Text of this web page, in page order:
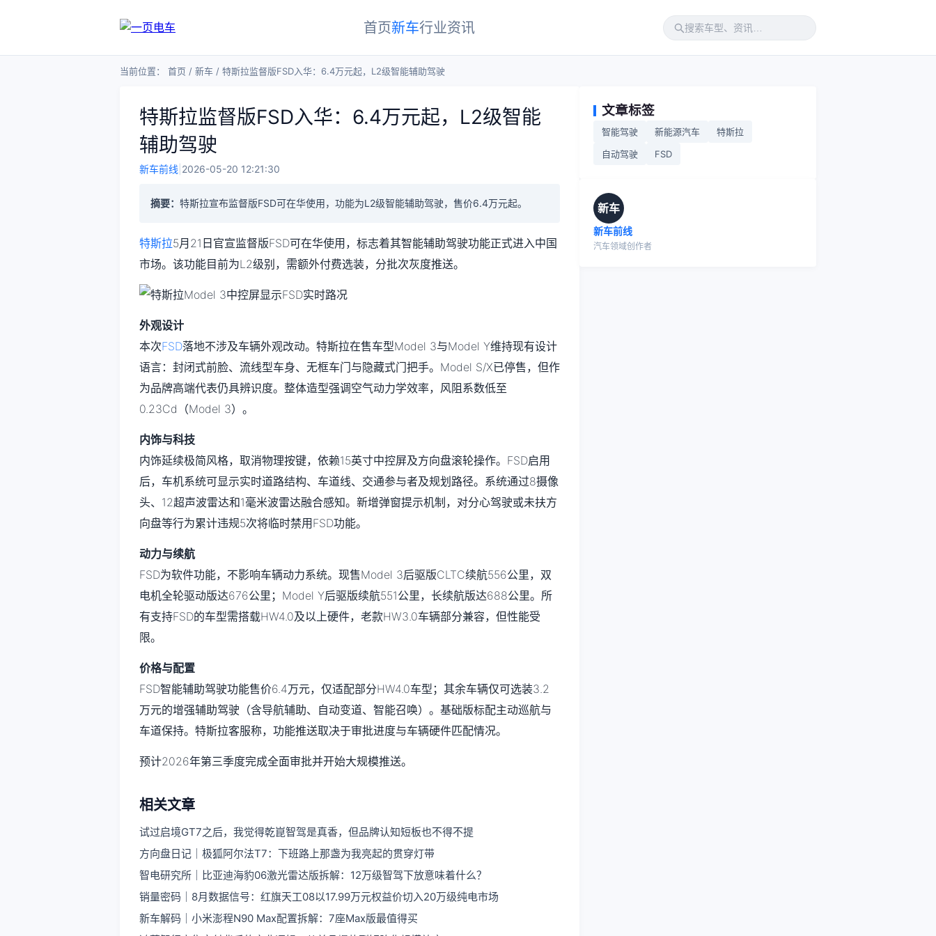
首页新车行业资讯
当前位置： 首页 / 新车 / 特斯拉监督版FSD入华：6.4万元起，L2级智能辅助驾驶
特斯拉监督版FSD入华：6.4万元起，L2级智能
辅助驾驶
新车前线 2026-05-20 12:21:30
摘要： 特斯拉宣布监督版FSD可在华使用，功能为L2级智能辅助驾驶，售价6.4万元起。
特斯拉5月21日官宣监督版FSD可在华使用，标志着其智能辅助驾驶功能正式进入中国
市场。该功能目前为L2级别，需额外付费选装，分批次灰度推送。
外观设计
本次FSD落地不涉及车辆外观改动。特斯拉在售车型Model 3与Model Y维持现有设计
语言：封闭式前脸、流线型车身、无框车门与隐藏式门把手。Model S/X已停售，但作
为品牌高端代表仍具辨识度。整体造型强调空气动力学效率，风阻系数低至
0.23Cd（Model 3）。
内饰与科技
内饰延续极简风格，取消物理按键，依赖15英寸中控屏及方向盘滚轮操作。FSD启用
后，车机系统可显示实时道路结构、车道线、交通参与者及规划路径。系统通过8摄像
头、12超声波雷达和1毫米波雷达融合感知。新增弹窗提示机制，对分心驾驶或未扶方
向盘等行为累计违规5次将临时禁用FSD功能。
动力与续航
FSD为软件功能，不影响车辆动力系统。现售Model 3后驱版CLTC续航556公里，双
电机全轮驱动版达676公里；Model Y后驱版续航551公里，长续航版达688公里。所
有支持FSD的车型需搭载HW4.0及以上硬件，老款HW3.0车辆部分兼容，但性能受
限。
价格与配置
FSD智能辅助驾驶功能售价6.4万元，仅适配部分HW4.0车型；其余车辆仅可选装3.2
万元的增强辅助驾驶（含导航辅助、自动变道、智能召唤）。基础版标配主动巡航与
车道保持。特斯拉客服称，功能推送取决于审批进度与车辆硬件匹配情况。
预计2026年第三季度完成全面审批并开始大规模推送。
相关文章
试过启境GT7之后，我觉得乾崑智驾是真香，但品牌认知短板也不得不提
方向盘日记｜极狐阿尔法T7：下班路上那盏为我亮起的贯穿灯带
智电研究所｜比亚迪海豹06激光雷达版拆解：12万级智驾下放意味着什么？
销量密码｜8月数据信号：红旗天工08以17.99万元权益价切入20万级纯电市场
新车解码｜小米澎程N90 Max配置拆解：7座Max版最值得买
文章标签
智能驾驶 新能源汽车
特斯拉
自动驾驶
FSD
新车
新车前线
汽车领域创作者